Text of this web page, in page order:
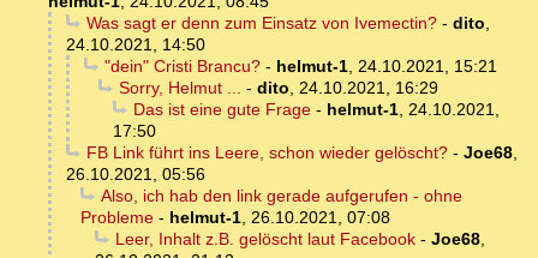
Was sagt er denn zum Einsatz von Ivemectin?- dito
24.10.2021, 14:50
"dein" Cristi Brancu?- helmut-1, 24.10.2021, 15:21
Sorry, Helmut ...
- dito
24.10.2021, 16:29
Das ist eine gute Frage- helmut-1, 24.10.2021,
17:50
FB Link führt ins Leere, schon wieder gelöscht?- Joe68,
26.10.2021, 05:56
Also, ich hab den link gerade aufgerufen - ohne
Probleme - helmut-1 26.10.2021, 07:08
Leer, Inhalt z.B. gelöscht laut Facebook- Joe68,